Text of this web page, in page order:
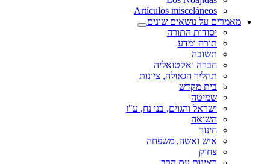
Artículos misceláneos
מאמרים על נושאים שונים
יסודות התורה
תורה ומדע
תשובה
חברה ואקטואליה
תהליך הגאולה, ציונות
בית מקדש
שמיטה
ישראל והגוים, בני נח, ע"ז
השואה
חינוך
איש ואשה, משפחה
צחוק